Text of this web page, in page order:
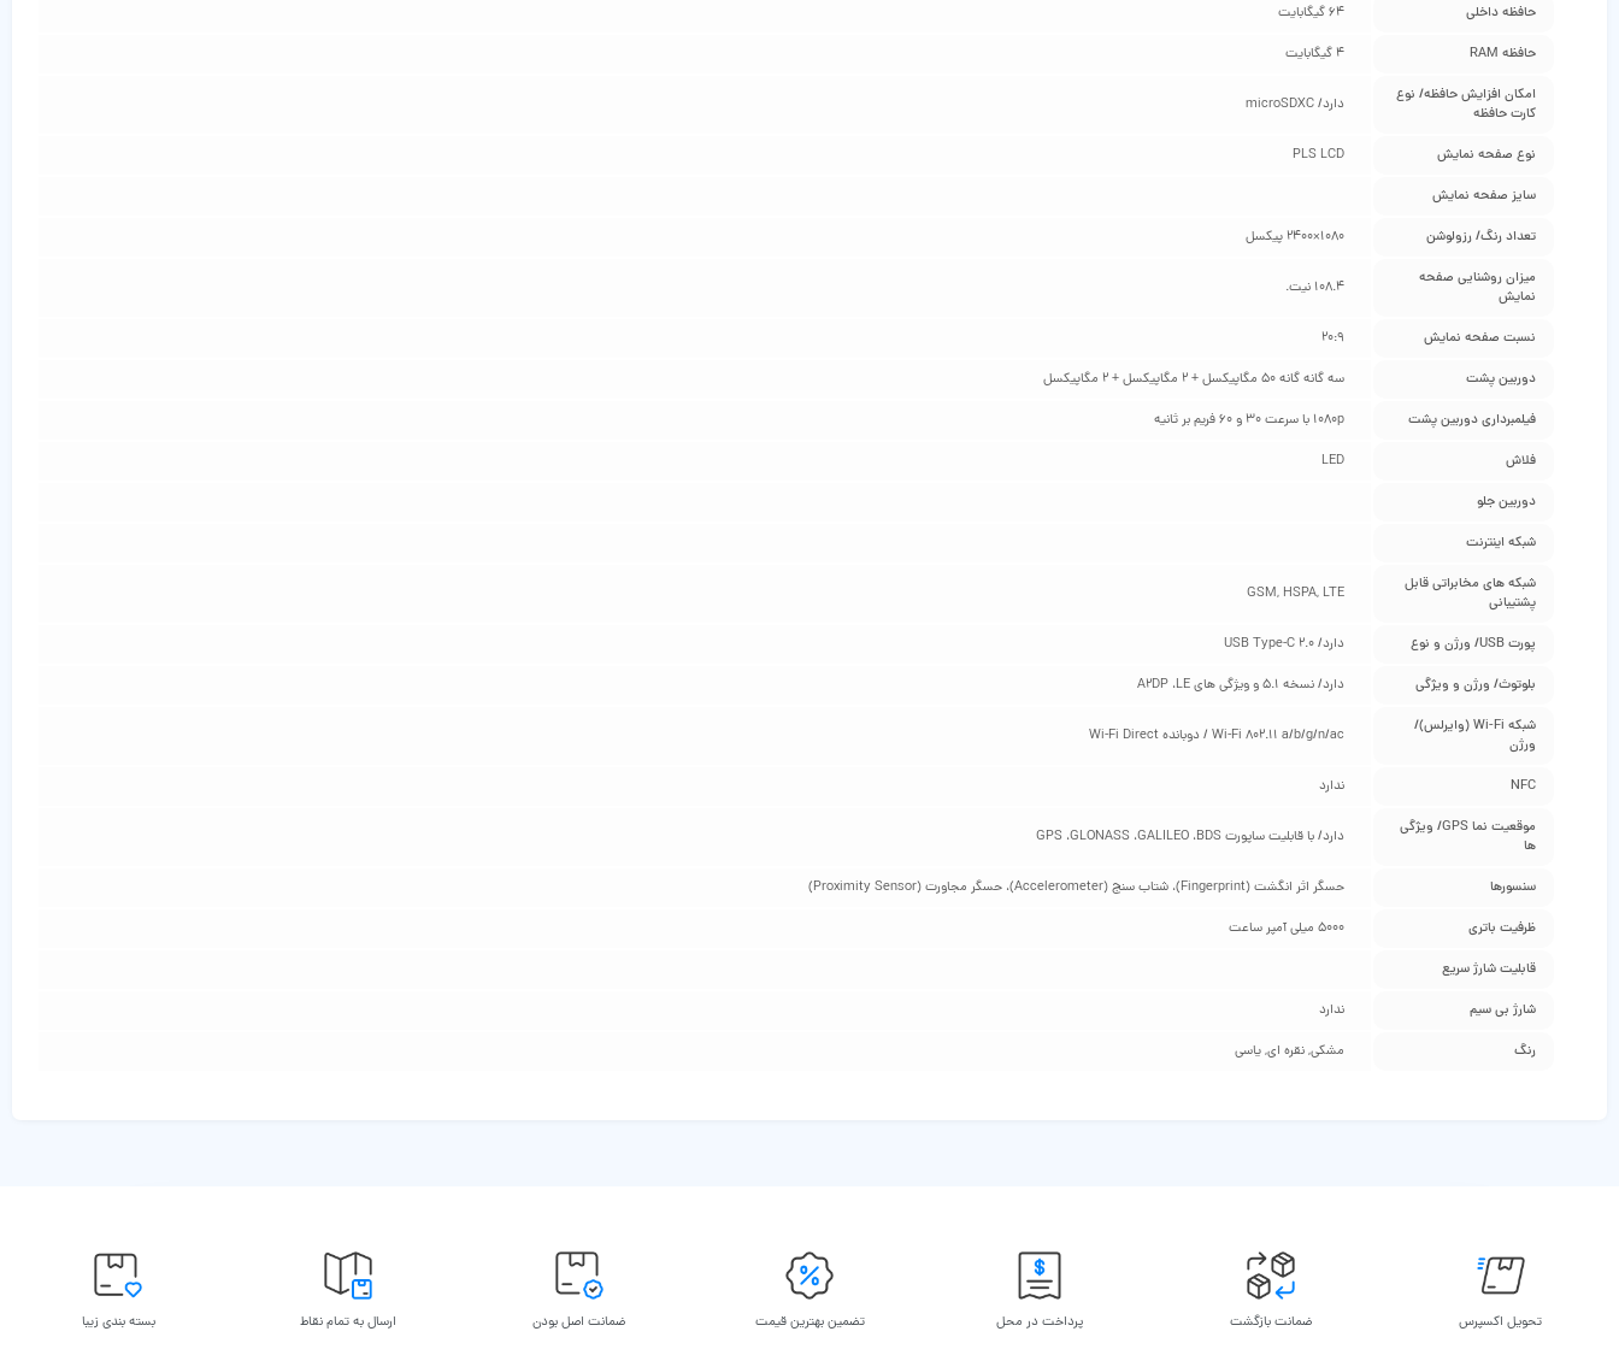
حافظه داخلی 64 گیگابایت
حافظه RAM 4 گیگابایت
امکان افزایش حافظه/ نوع
کارت حافظه
دارد/ microSDXC
نوع صفحه نمایش PLS LCD
سایز صفحه نمایش
تعداد رنگ/ رزولوشن
1080×2400 پیکسل
میزان روشنایی صفحه
نمایش
108.4 نیت.
نسبت صفحه نمایش 20:9
دوربین پشت سه گانه گانه 50 مگاپیکسل + 2 مگاپیکسل + 2 مگاپیکسل
فیلمبرداری دوربین پشت 1080p با سرعت 30 و 60 فریم بر ثانیه
فلاش LED
دوربین جلو
شبکه اینترنت
شبکه‌ های مخابراتی قابل
پشتیبانی
GSM, HSPA, LTE
پورت USB/ ورژن و نوع دارد/ USB Type-C 2.0
بلوتوث/ ورژن و ویژگی دارد/ نسخه 5.1 و ویژگی های A2DP ،LE
شبکه Wi-Fi (وایرلس)/
ورژن
Wi-Fi 802.11 a/b/g/n/ac / دوبانده Wi-Fi Direct
NFC ندارد
موقعیت‌ نما GPS/ ویژگی‌
ها
دارد/ با قابلیت ساپورت GPS ،GLONASS ،GALILEO ،BDS
سنسورها حسگر اثر انگشت (Fingerprint)، شتاب سنج (Accelerometer)، حسگر مجاورت (Proximity Sensor)
ظرفیت باتری 5000 میلی آمپر ساعت
قابلیت شارژ سریع
شارژ بی‌ سیم
ندارد
رنگ مشکی, نقره ای, یاسی
تحویل اکسپرس ضمانت بازگشت پرداخت در محل تضمین بهترین قیمت ضمانت اصل بودن ارسال به تمام نقاط بسته بندی زیبا